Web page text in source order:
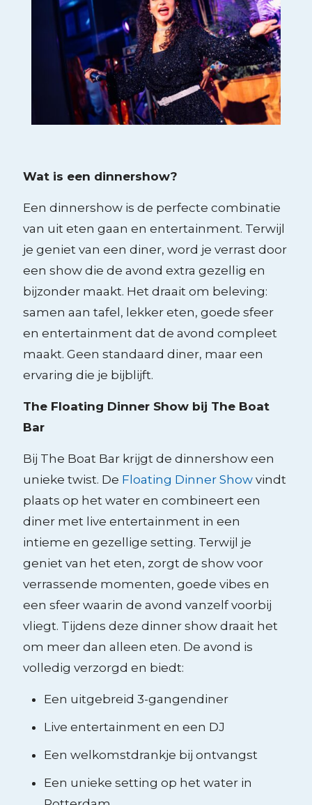
Wat is een dinnershow?
Een dinnershow is de perfecte combinatie
van uit eten gaan en entertainment. Terwijl
je geniet van een diner, word je verrast door
een show die de avond extra gezellig en
bijzonder maakt. Het draait om beleving:
samen aan tafel, lekker eten, goede sfeer
en entertainment dat de avond compleet
maakt. Geen standaard diner, maar een
ervaring die je bijblijft.
The Floating Dinner Show bij The Boat
Bar
Bij The Boat Bar krijgt de dinnershow een
unieke twist. De Floating Dinner Show vindt
plaats op het water en combineert een
diner met live entertainment in een
intieme en gezellige setting. Terwijl je
geniet van het eten, zorgt de show voor
verrassende momenten, goede vibes en
een sfeer waarin de avond vanzelf voorbij
vliegt. Tijdens deze dinner show draait het
om meer dan alleen eten. De avond is
volledig verzorgd en biedt:
Een uitgebreid 3-gangendiner
Live entertainment en een DJ
Een welkomstdrankje bij ontvangst
Een unieke setting op het water in